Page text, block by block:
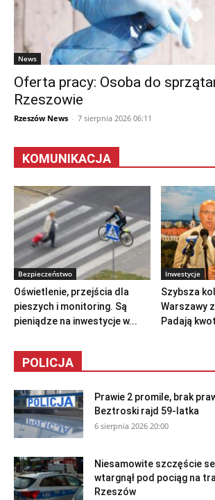
News
Oferta pracy: Osoba do
Rzeszowie
Rzeszów News - 7 sierpnia 2026 06:11
KOMUNIKACJA
Bezpieczeństwo
Oświetlenie, przejścia dla
pieszych i monitoring. Są
pieniądze na inwestycje w...
Inwestycje
Szybsza
Warszawy
Padają
POLICJA
Prawie 2 promile, brak
Beztroski rajd 59-latka
6 sierpnia 2026 20:00
Niesamowite szczęście
wtargnął pod pociąg na
Rzeszów